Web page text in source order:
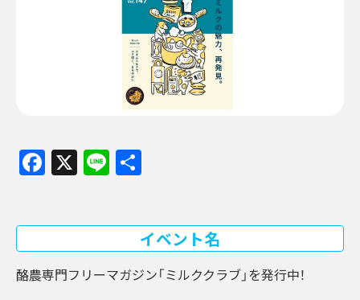
Facebook
X Line
イベント名
酪農専門フリーマガジン「ミルククラブ」を発行中！